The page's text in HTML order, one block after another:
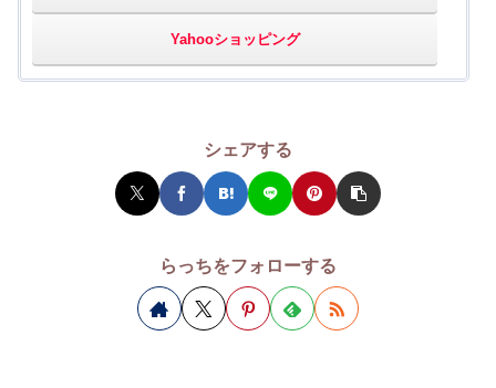
Yahooショッピング
シェアする
らっちをフォローする